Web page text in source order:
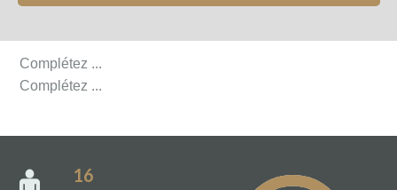
Complétez ...
Complétez ...
16